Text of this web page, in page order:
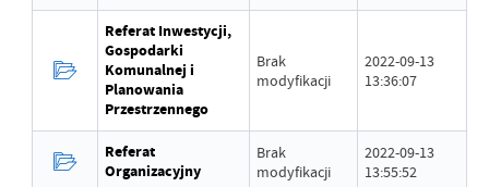
Referat Inwestycji,
Gospodarki
Komunalnej i
Planowania
Przestrzennego
Brak
modyfikacji
2022-09-13
13:36:07
Referat
Organizacyjny
Brak
modyfikacji
2022-09-13
13:55:52